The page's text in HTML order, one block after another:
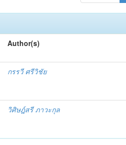
Author(s)
กรรวี ศรีวิชัย
วิศิษฎ์สรี ภาวะกุล